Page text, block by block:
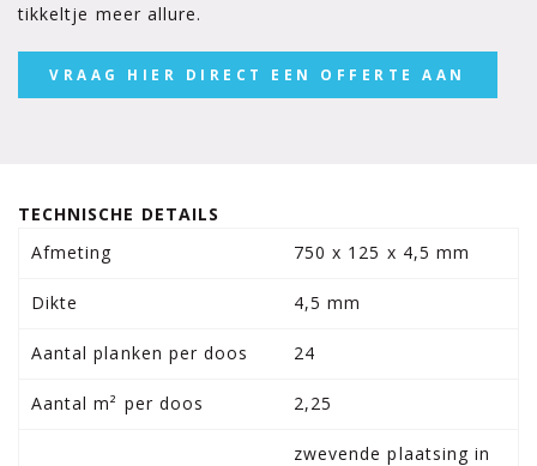
tikkeltje meer allure.
VRAAG HIER DIRECT EEN OFFERTE AAN
TECHNISCHE DETAILS
Afmeting
750 x 125 x 4,5 mm
Dikte 4,5 mm
Aantal planken per doos 24
Aantal m² per doos 2,25
zwevende plaatsing in